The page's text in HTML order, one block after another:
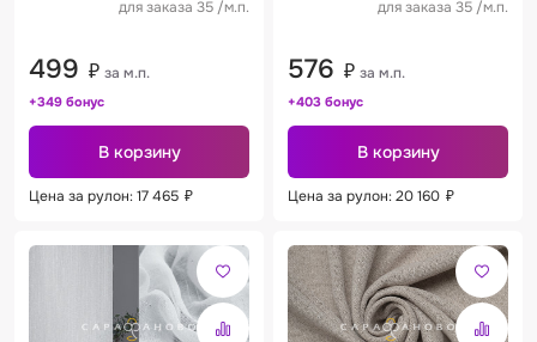
для заказа 35 /м.п.
499 ₽ за м.п.
+349 бонус
В корзину
Цена за рулон: 17 465 ₽
для заказа 35 /м.п.
576 ₽ за м.п.
+403 бонус
В корзину
Цена за рулон: 20 160 ₽